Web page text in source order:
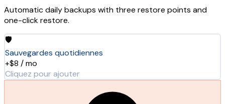
Automatic daily backups with three restore points and
one-click restore.
🛡️
Sauvegardes quotidiennes
+$8 / mo
Cliquez pour ajouter